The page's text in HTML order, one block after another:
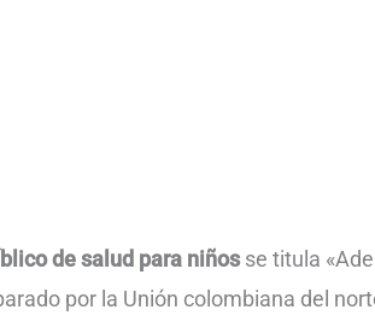
de salud para niñosse titula
por la Unión colombiana del